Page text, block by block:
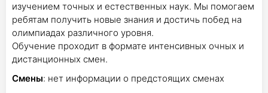
изучением точных и естественных наук. Мы помогаем
ребятам получить новые знания и достичь побед на
олимпиадах различного уровня.
Обучение проходит в формате интенсивных очных и
дистанционных смен.
Смены: нет информации о предстоящих сменах